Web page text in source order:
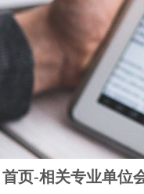
首页-相关专业单位